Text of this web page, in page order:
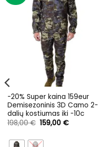
-20% Super kaina 159eur
Demisezoninis 3D Camo 2-
dalių kostiumas iki -10c
198,00€ Original
price
198,00 €.
159,00 €Current